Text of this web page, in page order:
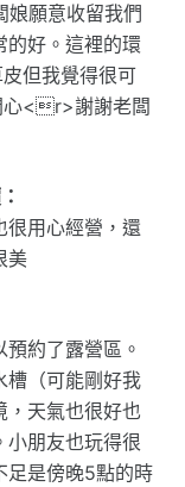
願意收留我們
的好。這裡的環
但我覺得很可
<r>謝謝老闆
很用心經營，還
美
約了露營區。
槽（可能剛好我
，天氣也很好也
小朋友也玩得很
足是傍晚5點的時